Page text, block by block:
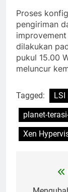
Proses
pengiriman
dilakukan
pukul 15.00
LSI
planet-
Xen
Post